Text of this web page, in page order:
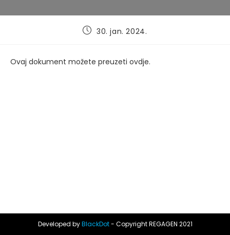
Post30. jan. 2024.
Ovaj dokument možete preuzeti ovdje.
Developed byBlackDot- Copyright REGAGEN 2021